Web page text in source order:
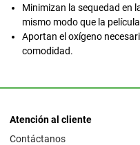
Minimizan la sequedad en
mismo modo que la
Aportan el oxígeno
comodidad.
Atención al cliente
Contáctanos